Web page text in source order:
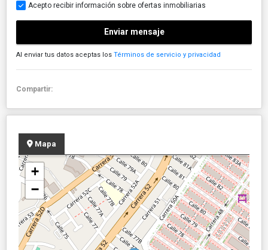
Acepto recibir información sobre ofertas inmobiliarias
Enviar mensaje
Al enviar tus datos aceptas los Términos de servicio y privacidad
Compartir:
Mapa
+
−